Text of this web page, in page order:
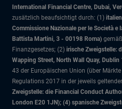
International Financial Centre, Dubai,
zusätzlich beaufsichtigt durch: (1)
Commissione Nazionale per le Società e
Battista Martini, 3 - 00198 Roma)
Finanzgesetzes; (2) irische Zweigstelle:
Wapping Street, North Wall Quay, Dublin
43 der Europäischen Union (über
Regulations 2017 in der jeweils
Zweigstelle: die Financial Conduct
London E20 1JN); (4) spanische